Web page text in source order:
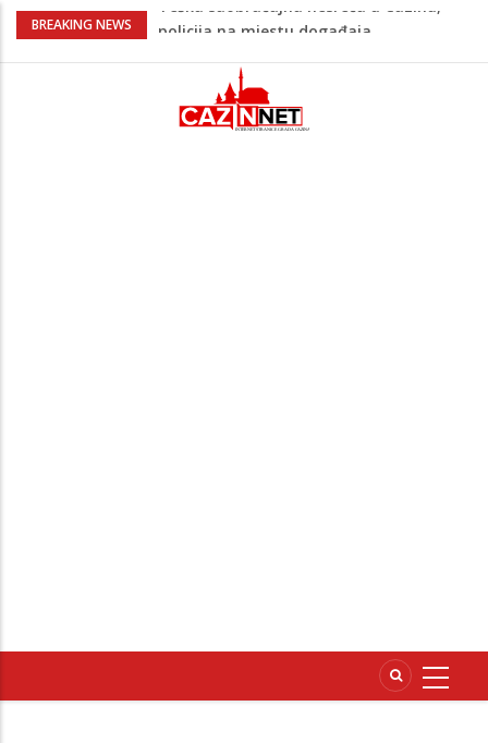
BREAKING NEWS
Ovo je 24-godišnji mladić koji je izgubio
Na Ahiret preselio LJUBIJANKIĆ (Hasan)
Na Ahiret preselio HALILOVIĆ (Smajil)